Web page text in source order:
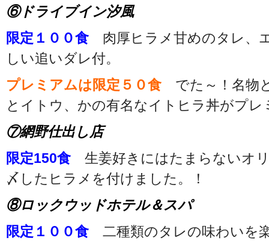
⑥ドライブイン汐風
限定１００食 肉厚ヒラメ甘めのタレ、
しい追いダレ付。
プレミアムは限定５０食 でた～！名物
とイトウ、かの有名なイトヒラ丼がプレ
⑦網野仕出し店
限定150食 生姜好きにはたまらないオ
〆したヒラメを付けました。！
⑧ロックウッドホテル＆スパ
限定１００食 二種類のタレの味わいを